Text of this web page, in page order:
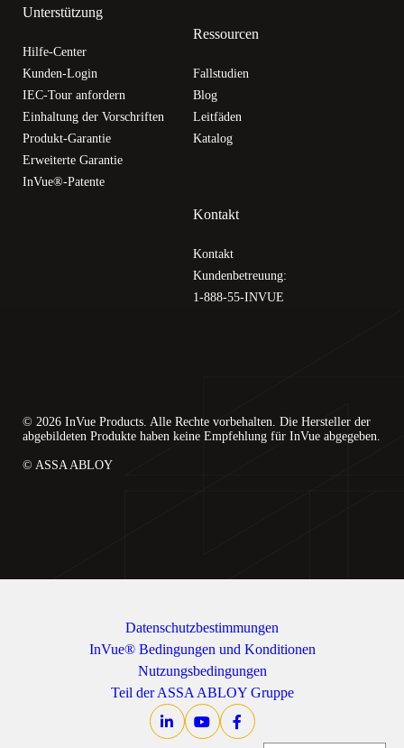
Unterstützung
Hilfe-Center
Kunden-Login
IEC-Tour anfordern
Einhaltung der Vorschriften
Produkt-Garantie
Erweiterte Garantie
InVue®-Patente
Ressourcen
Fallstudien
Blog
Leitfäden
Katalog
Kontakt
Kontakt
Kundenbetreuung:
1-888-55-INVUE
© 2026 InVue Products. Alle Rechte vorbehalten. Die Hersteller der
abgebildeten Produkte haben keine Empfehlung für InVue abgegeben.
© ASSA ABLOY
Datenschutzbestimmungen
InVue® Bedingungen und Konditionen
Nutzungsbedingungen
Teil der ASSA ABLOY Gruppe